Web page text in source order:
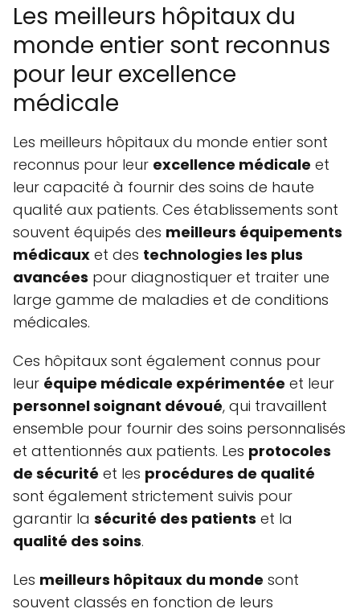
Les meilleurs hôpitaux du
monde entier sont reconnus
pour leur excellence
médicale
Les meilleurs hôpitaux du monde entier sont
reconnus pour leur excellence médicale et
leur capacité à fournir des soins de haute
qualité aux patients. Ces établissements sont
souvent équipés des meilleurs équipements
médicaux et des technologies les plus
avancées pour diagnostiquer et traiter une
large gamme de maladies et de conditions
médicales.
Ces hôpitaux sont également connus pour
leur équipe médicale expérimentée et leur
personnel soignant dévoué, qui travaillent
ensemble pour fournir des soins personnalisés
et attentionnés aux patients. Les protocoles
de sécurité et les procédures de qualité
sont également strictement suivis pour
garantir la sécurité des patients et la
qualité des soins.
Les meilleurs hôpitaux du monde sont
souvent classés en fonction de leurs